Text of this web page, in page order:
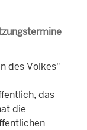
des Volkes"
das
die